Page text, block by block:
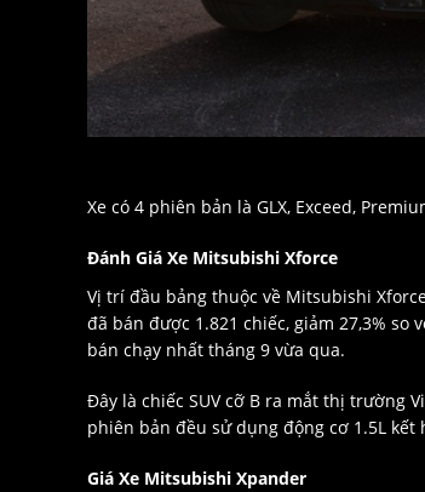
Xe có 4 phiên bản là GLX, Exceed,
Đánh Giá Xe Mitsubishi Xforce
Vị trí đầu bảng thuộc về Mitsubishi
đã bán được 1.821 chiếc, giảm 27,3% so
bán chạy nhất tháng 9 vừa qua.
Đây là chiếc SUV cỡ B ra mắt thị trường
phiên bản đều sử dụng động cơ 1.5L kết
Giá Xe Mitsubishi Xpander